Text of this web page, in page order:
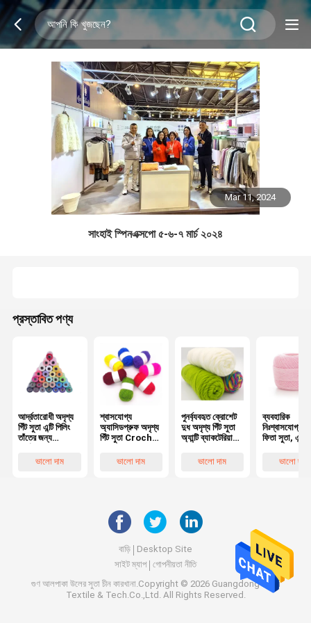
Mar 11, 2024
সাংহাই স্পিনএক্সপো ৫-৬-৭ মার্চ ২০২৪
প্রস্তাবিত পণ্য
আর্দ্রতারোধী অদৃশ্য
গিঁট সুতা এন্টি পিলিং
তাঁতের জন্য
ভালো দাম
শ্বাসযোগ্য
অ্যাসিডপ্রুফ অদৃশ্য
গিঁট সুতা Crochet
ভালো দাম
পুনর্ব্যবহৃত ক্রোশেট
দুধ অদৃশ্য গিঁট সুতা
অ্যান্টি ব্যাকটেরিয়া
ভালো দাম
ব্যবহারিক
নিঃশ্বাসযোগ্য
ফিতা সুতা, এন্টি
ভালো দাম
বাড়ি
Desktop Site
সাইট ম্যাপ
গোপনীয়তা নীতি
গুণ আলপাকা উলের সুতা চীন কারখানা.Copyright © 2026 Guangdong Baiyi
Textile & Tech.Co.,Ltd. All Rights Reserved.